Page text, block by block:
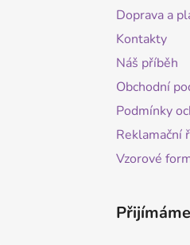
Doprava a
Kontakty
Náš příběh
Obchodní
Podmínky
Reklamační
Vzorové